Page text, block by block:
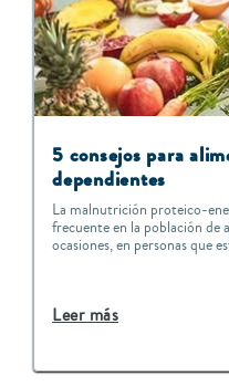
5 consejos para
dependientes
La malnutrición proteico-
frecuente en la población de
ocasiones, en personas que
Leer más